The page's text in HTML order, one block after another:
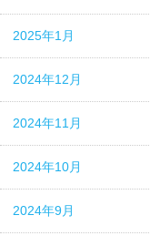
2025年1月
2024年12月
2024年11月
2024年10月
2024年9月